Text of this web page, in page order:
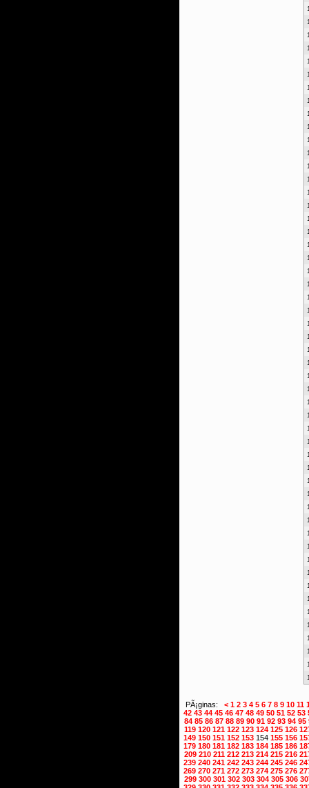
PÃ¡ginas: < 1 2 3 4 5 6 7 8 9 10 11
42 43 44 45 46 47 48 49 50 51 52 53
84 85 86 87 88 89 90 91 92 93 94 95
119 120 121 122 123 124 125 126
149 150 151 152 153 154155 156
179 180 181 182 183 184 185 186
209 210 211 212 213 214 215 216
239 240 241 242 243 244 245 246
269 270 271 272 273 274 275 276
299 300 301 302 303 304 305 306